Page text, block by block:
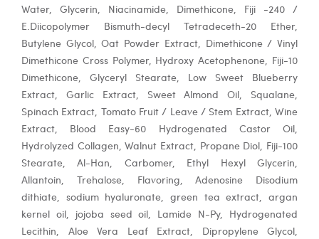
Water, Glycerin, Niacinamide, Dimethicone, Fiji -240 /
E.Diicopolymer Bismuth-decyl Tetradeceth-20 Ether,
Butylene Glycol, Oat Powder Extract, Dimethicone / Vinyl
Dimethicone Cross Polymer, Hydroxy Acetophenone, Fiji-10
Dimethicone, Glyceryl Stearate, Low Sweet Blueberry
Extract, Garlic Extract, Sweet Almond Oil, Squalane,
Spinach Extract, Tomato Fruit / Leave / Stem Extract, Wine
Extract, Blood Easy-60 Hydrogenated Castor Oil,
Hydrolyzed Collagen, Walnut Extract, Propane Diol, Fiji-100
Stearate, Al-Han, Carbomer, Ethyl Hexyl Glycerin,
Allantoin, Trehalose, Flavoring, Adenosine Disodium
dithiate, sodium hyaluronate, green tea extract, argan
kernel oil, jojoba seed oil, Lamide N-Py, Hydrogenated
Lecithin, Aloe Vera Leaf Extract, Dipropylene Glycol,